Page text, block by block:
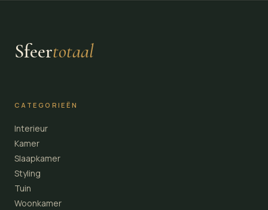
Sfeertotaal
CATEGORIEËN
Interieur
Kamer
Slaapkamer
Styling
Tuin
Woonkamer